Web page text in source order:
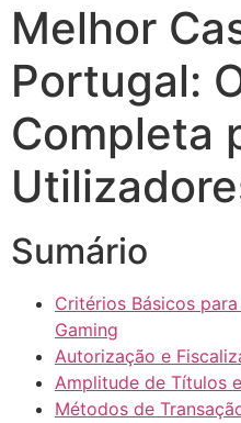
Melhor
Portugal:
Completa
Sumário
Critérios Básicos
Gaming
Autorização e
Amplitude de Títulos
Métodos de